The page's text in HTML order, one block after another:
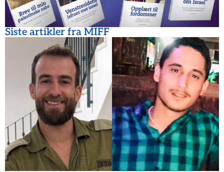
Siste artikler fra MIFF